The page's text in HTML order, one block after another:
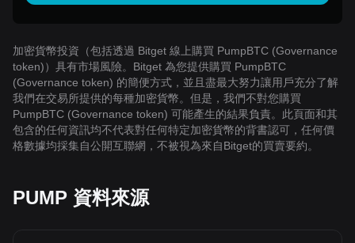
加密貨幣投資（包括透過 Bitget 線上購買 PumpBTC (Governance
token)）具有市場風險。Bitget 為您提供購買 PumpBTC
(Governance token) 的簡便方式，並且盡最大努力讓用戶充分了解
我們在交易所提供的每種加密貨幣。但是，我們不對您購買
PumpBTC (Governance token) 可能產生的結果負責。此頁面和其
包含的任何資訊均不代表對任何特定加密貨幣的背書認可，任何價
格數據均採集自公開互聯網，不被視為來自Bitget的買賣要約。
PUMP 資料來源